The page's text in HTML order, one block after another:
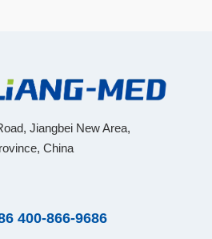
Jiangbei New Area,
China
400-866-9686